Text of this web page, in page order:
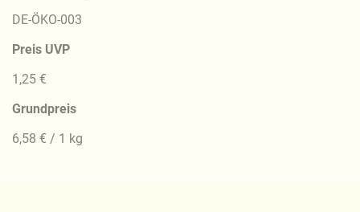
DE-ÖKO-003
Preis UVP
1,25 €
Grundpreis
6,58 € / 1 kg